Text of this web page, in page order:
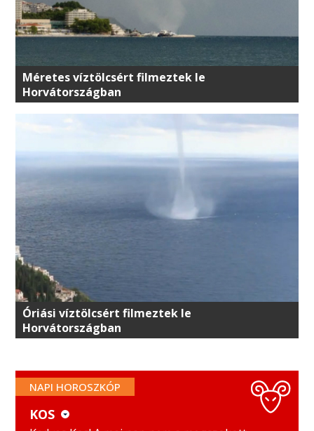
Méretes víztölcsért filmeztek le
Horvátországban
Óriási víztölcsért filmeztek le
Horvátországban
NAPI HOROSZKÓP
KOS
KOS